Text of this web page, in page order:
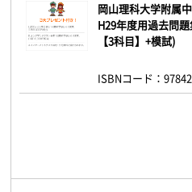
岡山理科大学附属
H29年度用過去問
【3科目】+模試)
ISBNコード：